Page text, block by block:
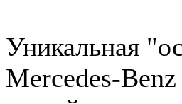
Уникальная
Mercedes-